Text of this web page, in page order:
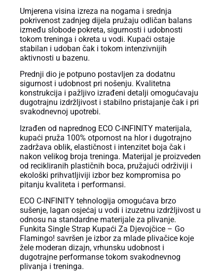
Umjerena visina izreza na nogama i srednja
pokrivenost zadnjeg dijela pružaju odličan balans
između slobode pokreta, sigurnosti i udobnosti
tokom treninga i okreta u vodi. Kupaći ostaje
stabilan i udoban čak i tokom intenzivnijih
aktivnosti u bazenu.
Prednji dio je potpuno postavljen za dodatnu
sigurnost i udobnost pri nošenju. Kvalitetna
konstrukcija i pažljivo izrađeni detalji omogućavaju
dugotrajnu izdržljivost i stabilno pristajanje čak i pri
svakodnevnoj upotrebi.
Izrađen od naprednog ECO C-INFINITY materijala,
kupaći pruža 100% otpornost na hlor i dugotrajno
zadržava oblik, elastičnost i intenzitet boja čak i
nakon velikog broja treninga. Materijal je proizveden
od recikliranih plastičnih boca, pružajući održiviji i
ekološki prihvatljiviji izbor bez kompromisa po
pitanju kvaliteta i performansi.
ECO C-INFINITY tehnologija omogućava brzo
sušenje, lagan osjećaj u vodi i izuzetnu izdržljivost u
odnosu na standardne materijale za plivanje.
Funkita Single Strap Kupaći Za Djevojčice – Go
Flamingo! savršen je izbor za mlade plivačice koje
žele moderan dizajn, vrhunsku udobnost i
dugotrajne performanse tokom svakodnevnog
plivanja i treninga.